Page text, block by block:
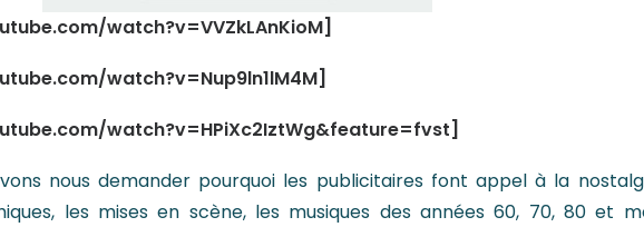
watch?v=VVZkLAnKioM]
watch?v=Nup9ln1lM4M]
watch?v=HPiXc2IztWg&feature=fvst]
nous demander pourquoi les publicitaires font appel à la
les mises en scène, les musiques des années 60, 70, 80 et